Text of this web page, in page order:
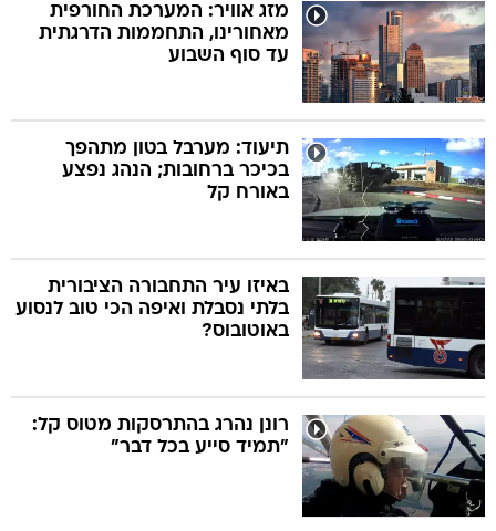
מזג אוויר: המערכת החורפית
מאחורינו, התחממות הדרגתית
עד סוף השבוע
תיעוד: מערבל בטון מתהפך
בכיכר ברחובות; הנהג נפצע
באורח קל
באיזו עיר התחבורה הציבורית
בלתי נסבלת ואיפה הכי טוב לנסוע
באוטובוס?
רונן נהרג בהתרסקות מטוס קל:
"תמיד סייע בכל דבר"